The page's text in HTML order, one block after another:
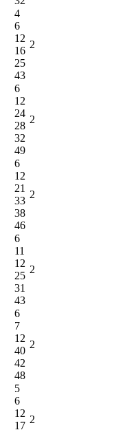
4
6
12
16
25
43
2
6
12
24
28
32
49
2
6
12
21
33
38
46
2
6
11
12
25
31
43
2
6
7
12
40
42
48
2
5
6
12
17
2